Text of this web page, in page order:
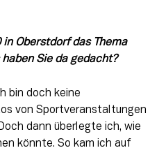
Oberstdorf das Thema
Sie da gedacht?
bin doch keine
von Sportveranstaltungen
dann überlegte ich, wie
könnte. So kam ich auf